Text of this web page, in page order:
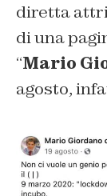
diretta
di una
“Mario
agosto,